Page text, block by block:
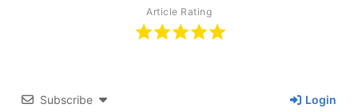
Article Rating
Subscribe Login